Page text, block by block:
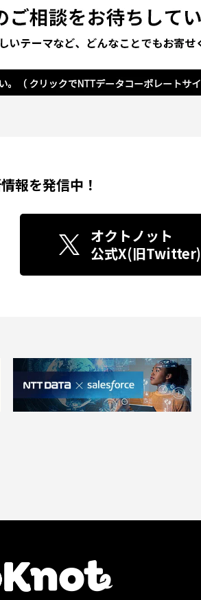
報を発信中！
オクトノット
公式X(旧Twitter)